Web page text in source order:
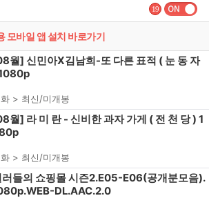
19
모바일 앱 설치 바로가기
월] 신민아X김남희-또 다른 표적 ( 눈 동 자
> 최신/미개봉
월] 라 미 란 - 신비한 과자 가게 ( 전 천 당 ) 1
> 최신/미개봉
러들의 쇼핑몰 시즌2.E05-E06(공개분모음).
DL.AAC.2.0